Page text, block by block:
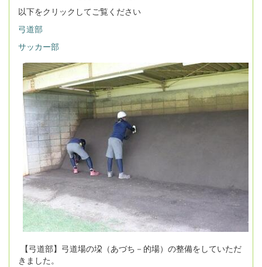
以下をクリックしてご覧ください
弓道部
サッカー部
【弓道部】弓道場の垜（あづち－的場）の整備をしていただ
きました。